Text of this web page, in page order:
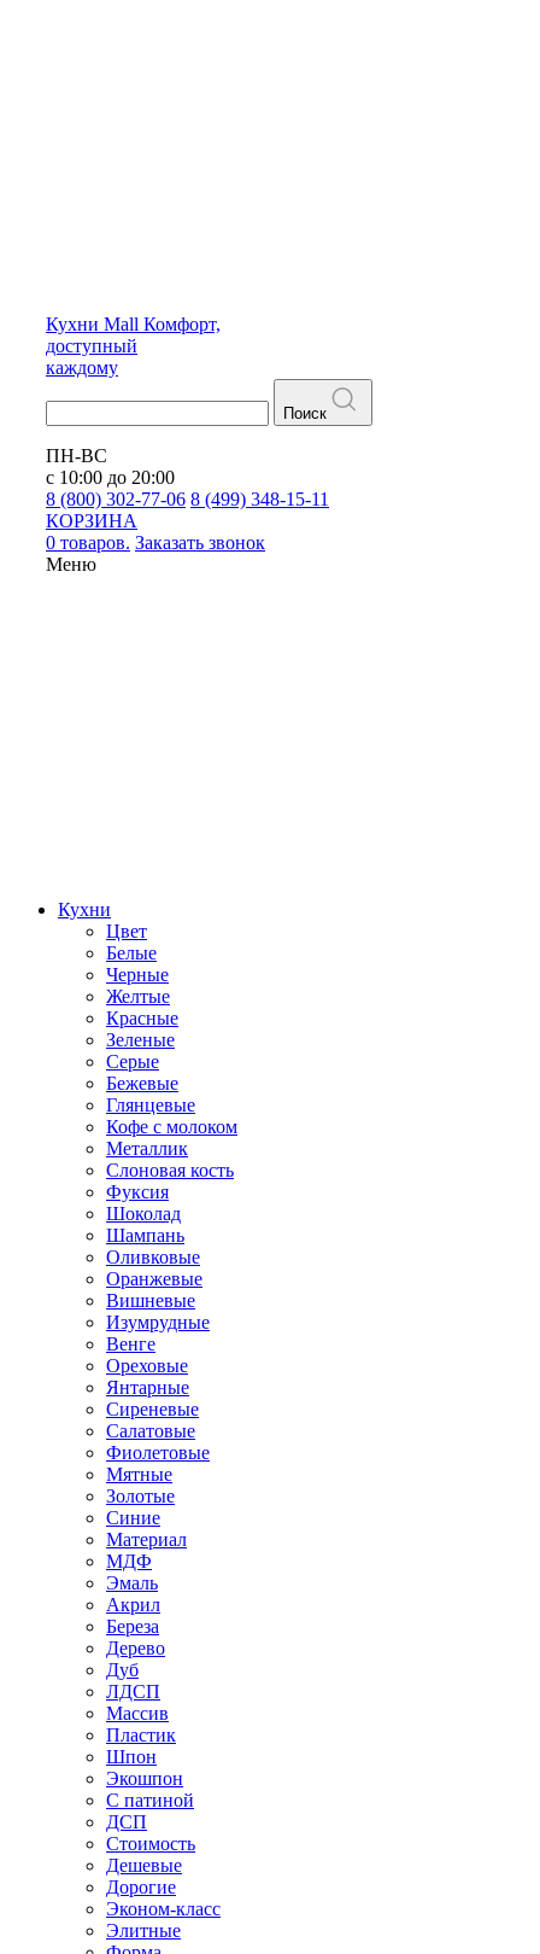
Кухни Mall Комфорт,
доступный
каждому
Поиск
ПН-ВС
с 10:00 до 20:00
8 (800) 302-77-06 8 (499) 348-15-11
КОРЗИНА
0 товаров. Заказать звонок
Меню
Кухни
Цвет
Белые
Черные
Желтые
Красные
Зеленые
Серые
Бежевые
Глянцевые
Кофе с молоком
Металлик
Слоновая кость
Фуксия
Шоколад
Шампань
Оливковые
Оранжевые
Вишневые
Изумрудные
Венге
Ореховые
Янтарные
Сиреневые
Салатовые
Фиолетовые
Мятные
Золотые
Синие
Материал
МДФ
Эмаль
Акрил
Береза
Дерево
Дуб
ЛДСП
Массив
Пластик
Шпон
Экошпон
С патиной
ДСП
Стоимость
Дешевые
Дорогие
Эконом-класс
Элитные